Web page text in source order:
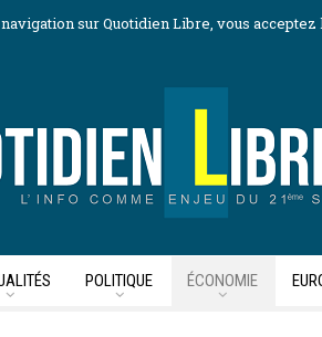
légales•Publicité•Politique des cookies•
POLITIQUE ÉCONOMIE
sur Quotidien Libre, vous